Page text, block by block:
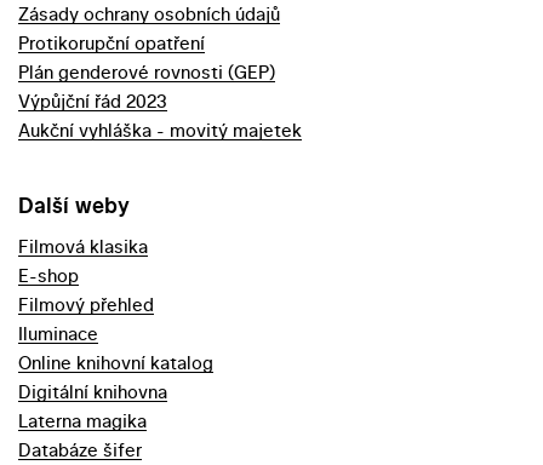
Zásady ochrany osobních údajů
Protikorupční opatření
Plán genderové rovnosti (GEP)
Výpůjční řád 2023
Aukční vyhláška - movitý majetek
Další weby
Filmová klasika
E-shop
Filmový přehled
Iluminace
Online knihovní katalog
Digitální knihovna
Laterna magika
Databáze šifer